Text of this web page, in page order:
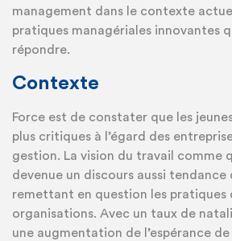
management dans le contexte
pratiques managériales innovantes
répondre.
Contexte
Force est de constater que les
plus critiques à l’égard des
gestion. La vision du travail comme
devenue un discours aussi
remettant en question les pratiques
organisations. Avec un taux de
une augmentation de l’espérance